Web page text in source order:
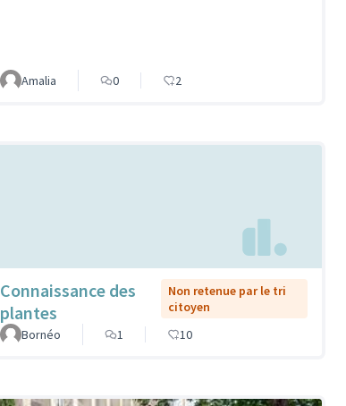
Amalia 0 2
Connaissance des
plantes
Non retenue par le tri
citoyen
Bornéo
1 10